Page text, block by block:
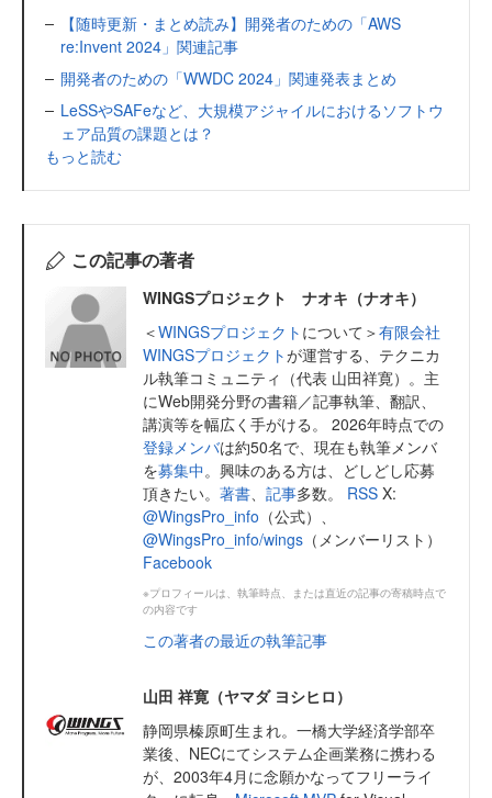
【随時更新・まとめ読み】開発者のための「AWS
re:Invent 2024」関連記事
開発者のための「WWDC 2024」関連発表まとめ
LeSSやSAFeなど、大規模アジャイルにおけるソフトウ
ェア品質の課題とは？
もっと読む
この記事の著者
WINGSプロジェクト ナオキ（ナオキ）
＜WINGSプロジェクト について＞有限会社
WINGSプロジェクトが運営する、テクニカ
ル執筆コミュニティ（代表 山田祥寛）。主
にWeb開発分野の書籍／記事執筆、翻訳、
講演等を幅広く手がける。 2026年時点での
登録メンバは約50名で、現在も執筆メンバ
を募集中。興味のある方は、どしどし応募
頂きたい。 著書、 記事多数。 RSS X:
@WingsPro_info （公式）、
@WingsPro_info/wings （メンバーリスト）
Facebook
※プロフィールは、執筆時点、または直近の記事の寄稿時点で
の内容です
この著者の最近の執筆記事
山田 祥寛（ヤマダ ヨシヒロ）
静岡県榛原町生まれ。一橋大学経済学部卒
業後、NECにてシステム企画業務に携わる
が、2003年4月に念願かなってフリーライ